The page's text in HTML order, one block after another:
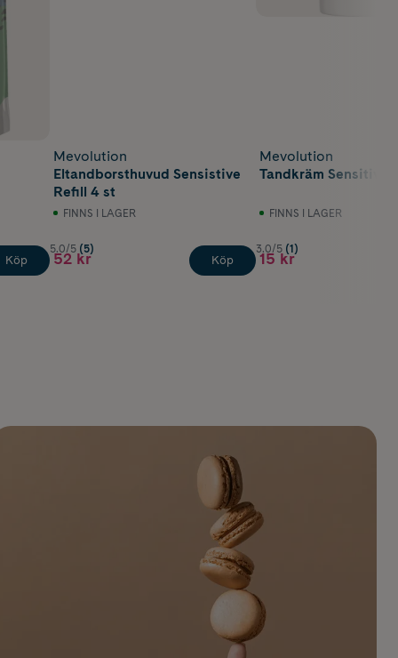
Köp
Mevolution
Eltandborsthuvud Sensistive
Refill 4 st
FINNS I LAGER
5.0/5 (5)
52 kr Köp
Mevolution
Tandkräm Sensitive
FINNS I LAGER
3.0/5 (1)
15 kr